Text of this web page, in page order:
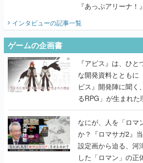
『あっぷアリーナ
てみた
インタビューの記事一覧
ゲームの企画書
『アビス』は、ひ
な開発資料とともに
ビス』開発陣に聞く
るRPG」が生まれ
書】
なにが、人を「ロマ
か？『ロマサガ2』
設定画から迫る、河
した「ロマン」の正